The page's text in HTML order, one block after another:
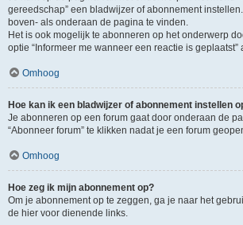
gereedschap” een bladwijzer of abonnement
boven- als onderaan de pagina te vinden.
Het is ook mogelijk te abonneren op het onderwerp
optie “Informeer me wanneer een reactie is geplaatst”
Omhoog
Hoe kan ik een bladwijzer of abonnement instellen
Je abonneren op een forum gaat door onderaan de
“Abonneer forum” te klikken nadat je een forum
Omhoog
Hoe zeg ik mijn abonnement op?
Om je abonnement op te zeggen, ga je naar het
de hier voor dienende links.